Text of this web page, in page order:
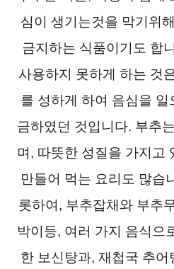
심이 생기는것을 막기위
금지하는 식품이기도 합
사용하지 못하게 하는 것
를 성하게 하여 음심을 일
금하였던 것입니다. 부추
며, 따뜻한 성질을 가지고
만들어 먹는 요리도 많습
롯하여, 부추잡채와 부추
박이등, 여러 가지 음식으
한 보신탕과, 재첩국 추